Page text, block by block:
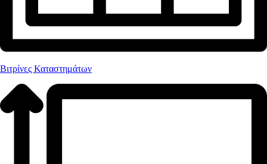
Βιτρίνες Καταστημάτων